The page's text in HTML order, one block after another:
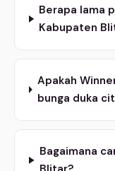
Berapa lama
Kabupaten
Apakah
bunga duka
Bagaimana